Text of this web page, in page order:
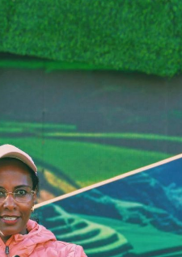
የቀጣናውን ኢኮኖሚያዊ
መልኩ እየቀረጸች ነው-ፈርስት ፖስት
August 7, 2026
ተቃውሞ የበዛበት የፊፋ
July 30, 2026
አዲስ ሚዲያ
ትርክትን
ሃላፊነቱን